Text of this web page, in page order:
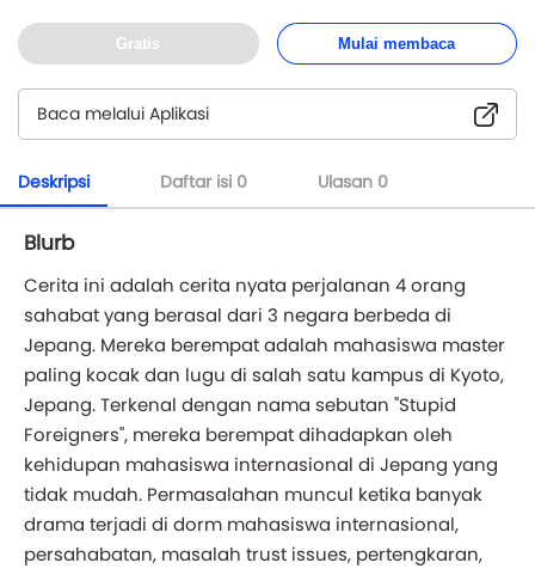
Gratis Mulai membaca
Baca melalui Aplikasi
Deskripsi Daftar isi 0 Ulasan 0
Blurb
Cerita ini adalah cerita nyata perjalanan 4 orang
sahabat yang berasal dari 3 negara berbeda di
Jepang. Mereka berempat adalah mahasiswa master
paling kocak dan lugu di salah satu kampus di Kyoto,
Jepang. Terkenal dengan nama sebutan "Stupid
Foreigners", mereka berempat dihadapkan oleh
kehidupan mahasiswa internasional di Jepang yang
tidak mudah. Permasalahan muncul ketika banyak
drama terjadi di dorm mahasiswa internasional,
persahabatan, masalah trust issues, pertengkaran,